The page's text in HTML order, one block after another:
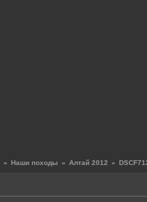
» Наши походы » Алтай 2012 »